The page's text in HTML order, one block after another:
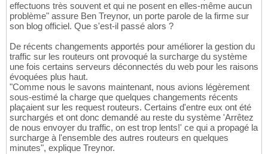
effectuons très souvent et qui ne posent en elles-même aucun
problème" assure Ben Treynor, un porte parole de la firme sur
son blog officiel. Que s'est-il passé alors ?
De récents changements apportés pour améliorer la gestion du
traffic sur les routeurs ont provoqué la surcharge du système
une fois certains serveurs déconnectés du web pour les raisons
évoquées plus haut.
"Comme nous le savons maintenant, nous avions légèrement
sous-estimé la charge que quelques changements récents
plaçaient sur les request routeurs. Certains d'entre eux ont été
surchargés et ont donc demandé au reste du système 'Arrêtez
de nous envoyer du traffic, on est trop lents!' ce qui a propagé la
surcharge à l'ensemble des autres routeurs en quelques
minutes", explique Treynor.